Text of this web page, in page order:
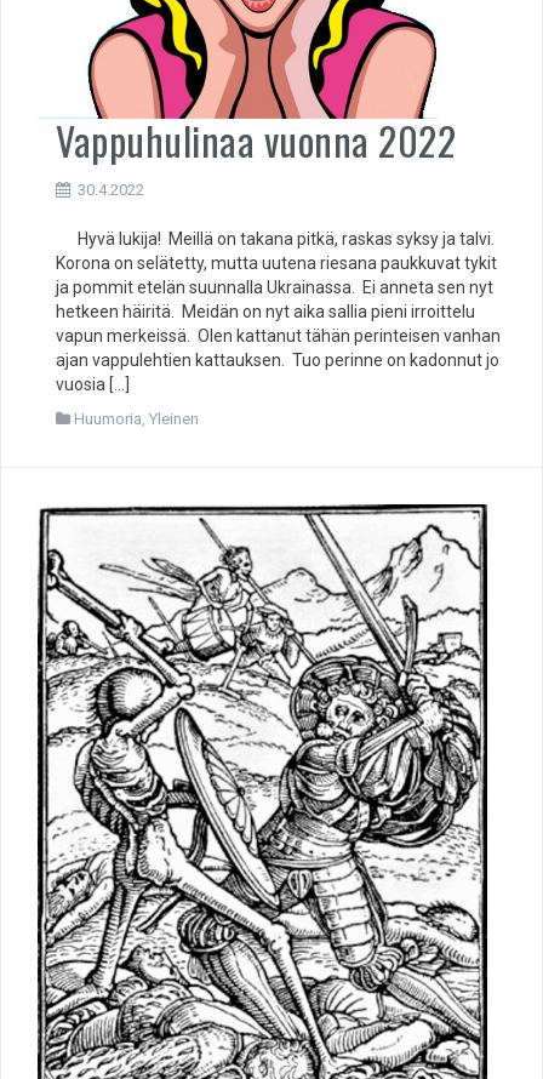
Vappuhulinaa vuonna 2022
30.4.2022
Hyvä lukija! Meillä on takana pitkä, raskas syksy ja talvi.
Korona on selätetty, mutta uutena riesana paukkuvat tykit
ja pommit etelän suunnalla Ukrainassa. Ei anneta sen nyt
hetkeen häiritä. Meidän on nyt aika sallia pieni irroittelu
vapun merkeissä. Olen kattanut tähän perinteisen vanhan
ajan vappulehtien kattauksen. Tuo perinne on kadonnut jo
vuosia […]
Huumoria, Yleinen